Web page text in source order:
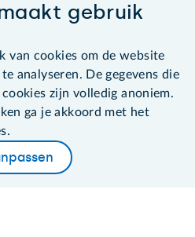
Delen Woordenboek
gebruik
van cookies om de website
analyseren. De gegevens die
zijn volledig anoniem.
ga je akkoord met het